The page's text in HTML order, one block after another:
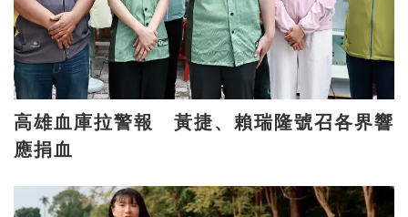
高雄血庫拉警報 黃捷、賴瑞隆號召各界響
應捐血